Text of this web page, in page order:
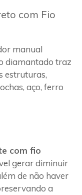
com Fio
manual
diamantado traz
estruturas,
aço, ferro
com fio
gerar diminuir
de não haver
a